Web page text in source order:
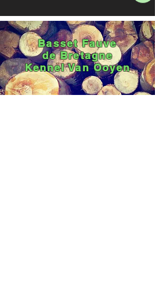
Basset Fauve
de Bretagne
Kennel Van Ooyen